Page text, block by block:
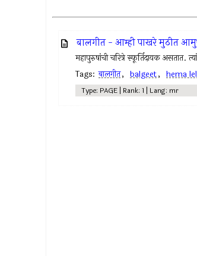
बालगीत - आम्ही पाखरे मुठीत
महापुरुषांची चरित्रे स्फूर्तिदायक असतात.
Tags: बालगीत, balgeet, hema
Type: PAGE | Rank: 1 | Lang: mr